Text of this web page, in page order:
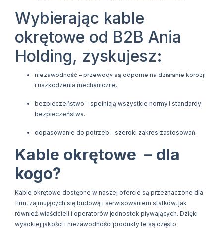
Wybierając kable
okrętowe od B2B Ania
Holding, zyskujesz:
niezawodność – przewody są odporne na działanie korozji
i uszkodzenia mechaniczne.
bezpieczeństwo – spełniają wszystkie normy i standardy
bezpieczeństwa.
dopasowanie do potrzeb – szeroki zakres zastosowań.
Kable okrętowe – dla
kogo?
Kable okrętowe dostępne w naszej ofercie są przeznaczone dla
firm, zajmujących się budową i serwisowaniem statków, jak
również właścicieli i operatorów jednostek pływających. Dzięki
wysokiej jakości i niezawodności produkty te są często